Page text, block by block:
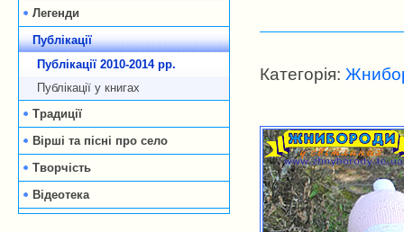
Легенди
Публікації
Публікації 2010-2014 рp.
Публікації у книгах
Традиції
Вірші та пісні про село
Творчість
Відеотека
Категорія: